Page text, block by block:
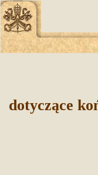
dotyczące